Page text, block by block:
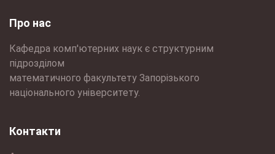
Про нас
Кафедра комп'ютерних наук є структурним
підрозділом
математичного факультету Запорізького
національного університету.
Контакти